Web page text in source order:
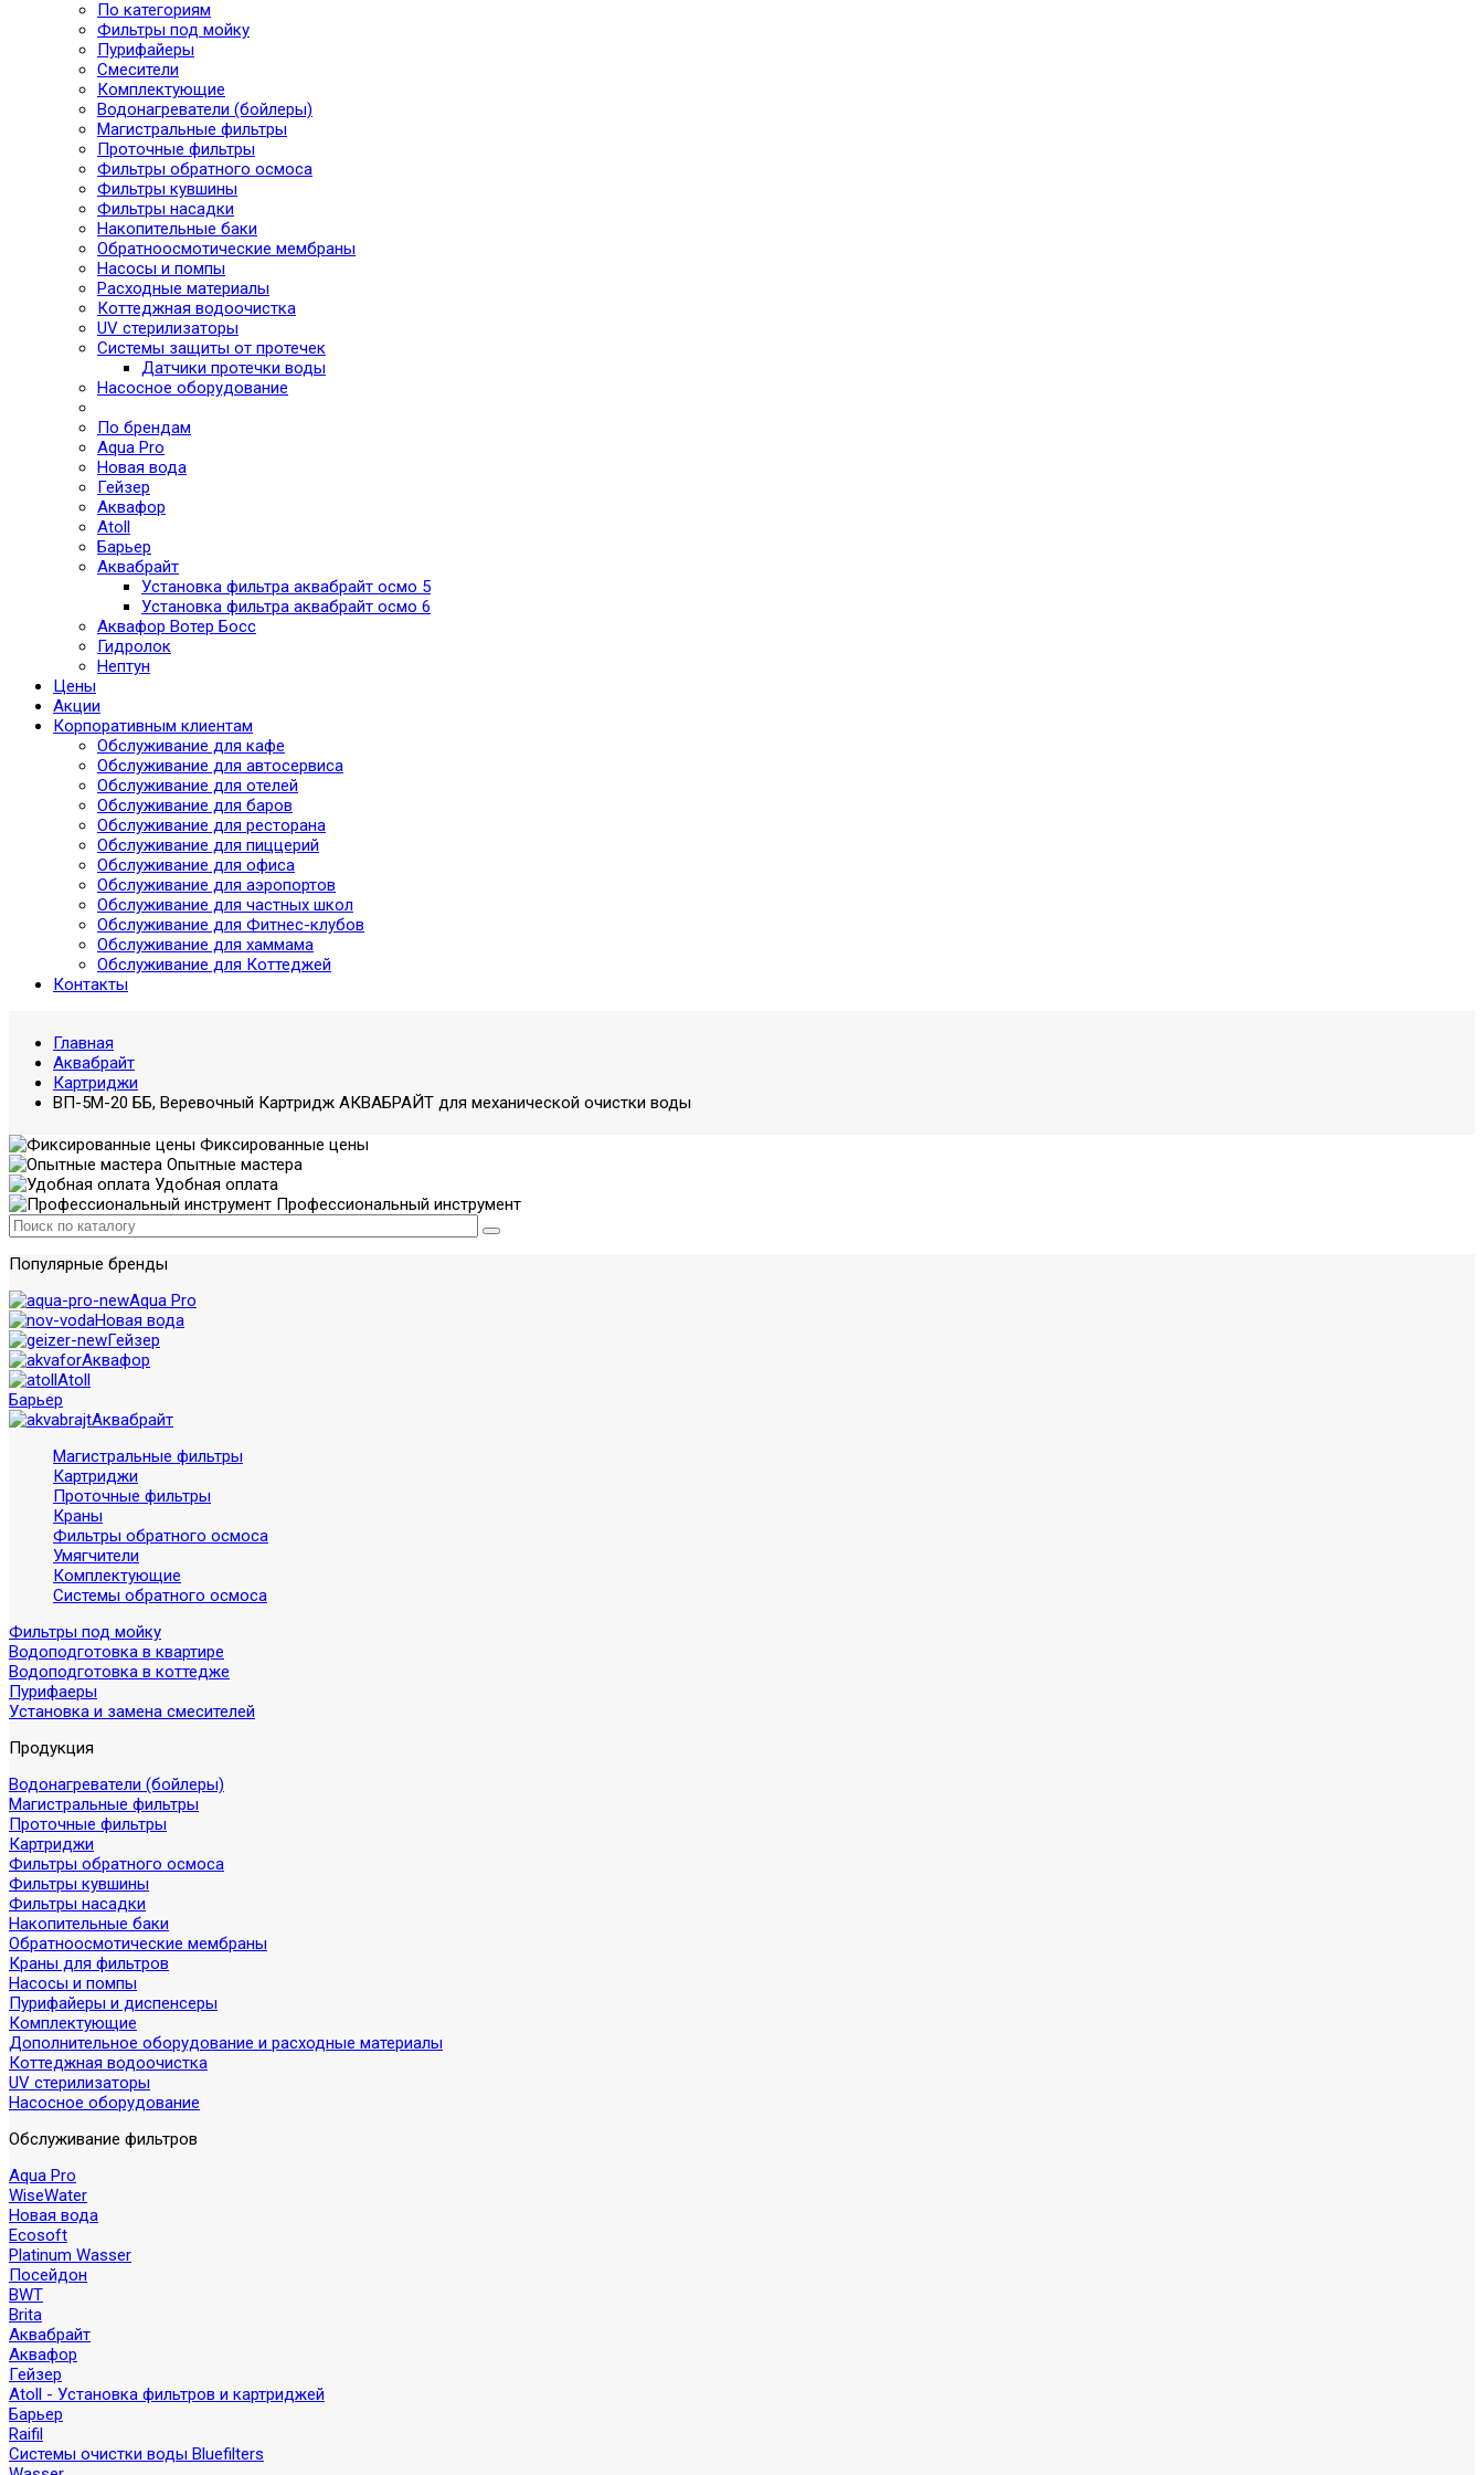
По категориям
Фильтры под мойку
Пурифайеры
Смесители
Комплектующие
Водонагреватели (бойлеры)
Магистральные фильтры
Проточные фильтры
Фильтры обратного осмоса
Фильтры кувшины
Фильтры насадки
Накопительные баки
Обратноосмотические мембраны
Насосы и помпы
Расходные материалы
Коттеджная водоочистка
UV стерилизаторы
Системы защиты от протечек
Датчики протечки воды
Насосное оборудование
По брендам
Aqua Pro
Новая вода
Гейзер
Аквафор
Atoll
Барьер
Аквабрайт
Установка фильтра аквабрайт осмо 5
Установка фильтра аквабрайт осмо 6
Аквафор Вотер Босс
Гидролок
Нептун
Цены
Акции
Корпоративным клиентам
Обслуживание для кафе
Обслуживание для автосервиса
Обслуживание для отелей
Обслуживание для баров
Обслуживание для ресторана
Обслуживание для пиццерий
Обслуживание для офиса
Обслуживание для аэропортов
Обслуживание для частных школ
Обслуживание для Фитнес-клубов
Обслуживание для хаммама
Обслуживание для Коттеджей
Контакты
Главная
Аквабрайт
Картриджи
ВП-5М-20 ББ, Веревочный Картридж АКВАБРАЙТ для механической очистки воды
Фиксированные цены
Опытные мастера
Удобная оплата
Профессиональный инструмент
Популярные бренды
Aqua Pro
Новая вода
Гейзер
Аквафор
Atoll
Барьер
Аквабрайт
Магистральные фильтры
Картриджи
Проточные фильтры
Краны
Фильтры обратного осмоса
Умягчители
Комплектующие
Системы обратного осмоса
Фильтры под мойку
Водоподготовка в квартире
Водоподготовка в коттедже
Пурифаеры
Установка и замена смесителей
Продукция
Водонагреватели (бойлеры)
Магистральные фильтры
Проточные фильтры
Картриджи
Фильтры обратного осмоса
Фильтры кувшины
Фильтры насадки
Накопительные баки
Обратноосмотические мембраны
Краны для фильтров
Насосы и помпы
Пурифайеры и диспенсеры
Комплектующие
Дополнительное оборудование и расходные материалы
Коттеджная водоочистка
UV стерилизаторы
Насосное оборудование
Обслуживание фильтров
Aqua Pro
WiseWater
Новая вода
Ecosoft
Platinum Wasser
Посейдон
BWT
Brita
Аквабрайт
Аквафор
Гейзер
Atoll - Установка фильтров и картриджей
Барьер
Raifil
Системы очистки воды Bluefilters